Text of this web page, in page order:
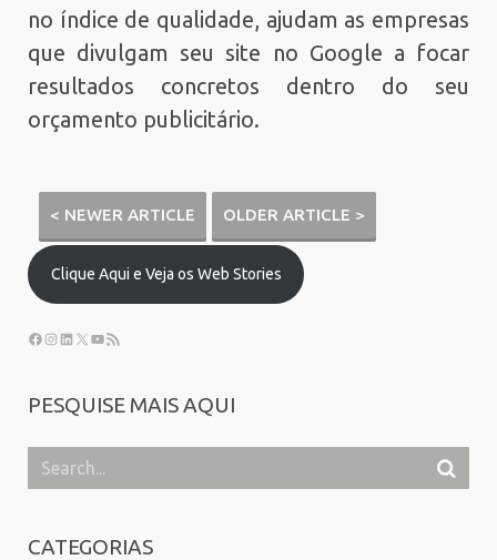
no índice de qualidade, ajudam as empresas
que divulgam seu site no Google a focar
resultados concretos dentro do seu
orçamento publicitário.
< NEWER ARTICLE OLDER ARTICLE >
Clique Aqui e Veja os Web Stories
PESQUISE MAIS AQUI
CATEGORIAS